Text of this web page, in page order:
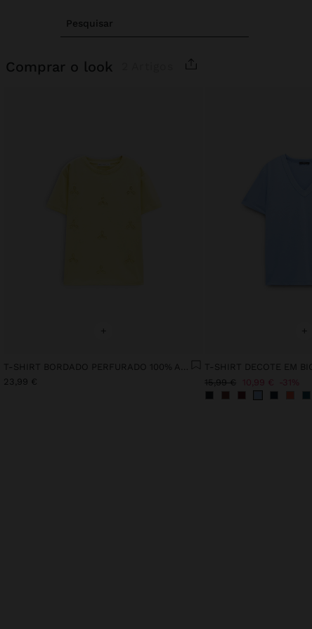
Pesquisar
comprar o look
+
T-SHIRT BORDADO PERFURADO 100% ALGODÃO
23,99 €
+
T-SHIRT DECOTE EM
15,99 € 10,99 € 31%